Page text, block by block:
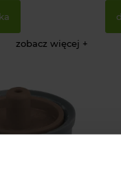
zobacz więcej